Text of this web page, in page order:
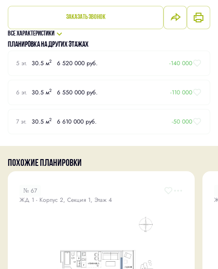
Заказать звонок
Все характеристики
Планировка на других этажах
5 эт. 30.5 м2 6 520 000 руб. -140 000
6 эт. 30.5 м2 6 550 000 руб. -110 000
7 эт. 30.5 м2 6 610 000 руб. -50 000
Похожие планировки
№ 67
ЖД 1 - Корпус 2, Секция 1, Этаж 4